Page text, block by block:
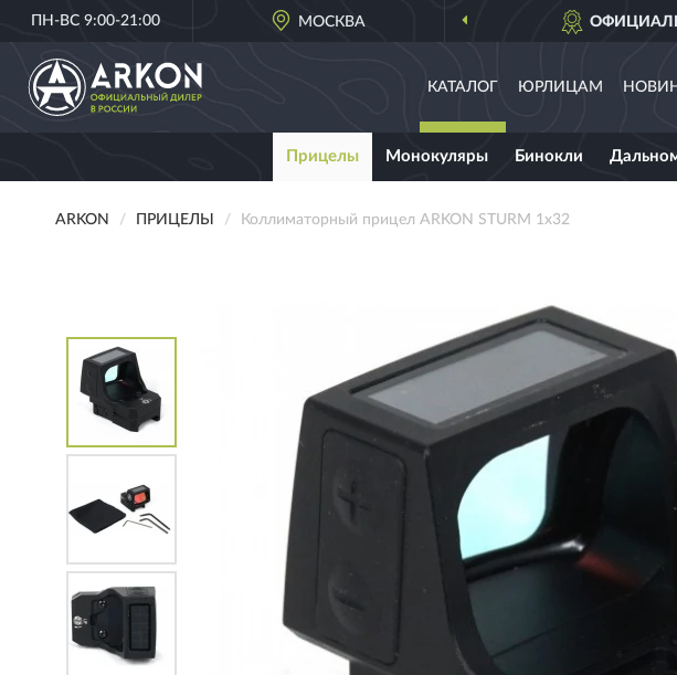
ПН-ВС 9:00-21:00 МОСКВА
КАТАЛОГ ЮРЛИЦАМ
Прицелы Монокуляры Бинокли
ARKON ПРИЦЕЛЫ Коллиматорный прицел ARKON STURM 1x32